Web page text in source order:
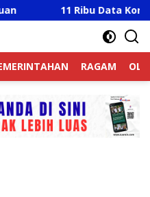
Ribu Data Korban Banjir
RAGAM